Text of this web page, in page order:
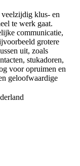
klus- en
te werk gaat.
communicatie,
grotere
uit, zoals
stukadoren,
voor opruimen en
geloofwaardige